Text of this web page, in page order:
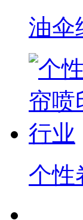
油伞
个性